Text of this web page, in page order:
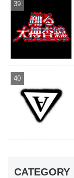
CATEGORY